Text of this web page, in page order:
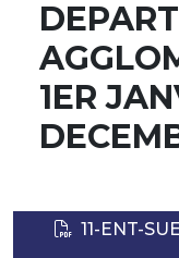
1ER
11-ENT-